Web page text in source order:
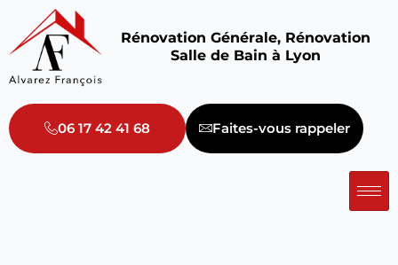
contenu
Rénovation Générale, Rénovation
Salle de Bain à Lyon
06 17 42 41 68 Faites-vous rappeler